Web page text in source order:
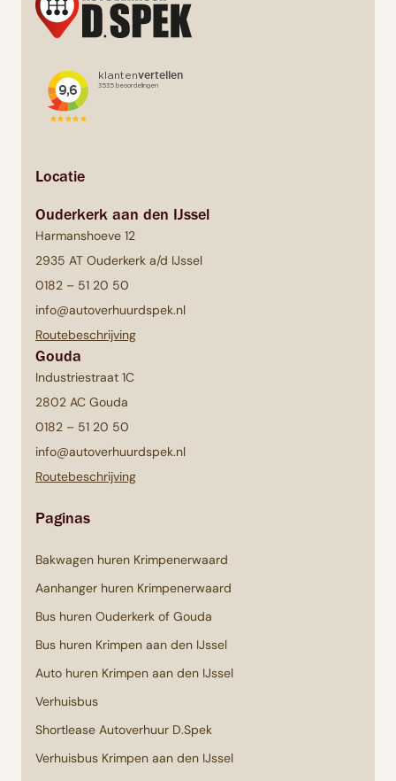
Locatie
Ouderkerk aan den IJssel
Harmanshoeve 12
2935 AT Ouderkerk a/d IJssel
0182 – 51 20 50
info@autoverhuurdspek.nl
Routebeschrijving
Gouda
Industriestraat 1C
2802 AC Gouda
0182 – 51 20 50
info@autoverhuurdspek.nl
Routebeschrijving
Paginas
Bakwagen huren Krimpenerwaard
Aanhanger huren Krimpenerwaard
Bus huren Ouderkerk of Gouda
Bus huren Krimpen aan den IJssel
Auto huren Krimpen aan den IJssel
Verhuisbus
Shortlease Autoverhuur D.Spek
Verhuisbus Krimpen aan den IJssel